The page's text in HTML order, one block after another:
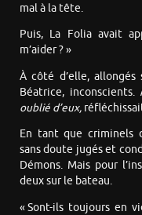
mal à la tête.
Puis, La Folia avait
m’aider ? »
À côté d’elle,
Béatrice, inconscients.
oublié d’eux,
En tant que criminels
sans doute jugés et
Démons. Mais pour
deux sur le bateau.
« Sont-ils toujours en